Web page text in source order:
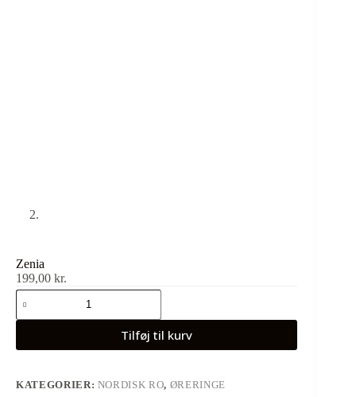
Zenia
199,00 kr.
Tilføj til kurv
KATEGORIER: NORDISK RO, ØRERINGE